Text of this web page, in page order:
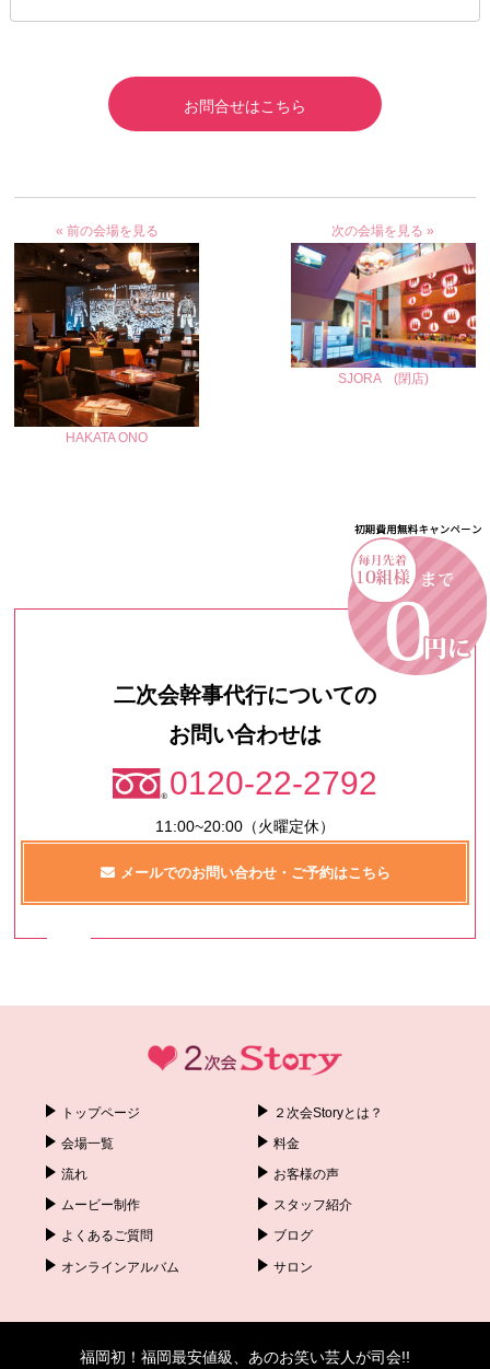
お問合せはこちら
« 前の会場を見る
HAKATA ONO
次の会場を見る »
SJORA (閉店)
二次会幹事代行についての
お問い合わせは
0120-22-2792
11:00~20:00（火曜定休）
メールでのお問い合わせ・ご予約はこちら
トップページ ２次会Storyとは？
会場一覧 料金
流れ お客様の声
ムービー制作 スタッフ紹介
よくあるご質問 ブログ
オンラインアルバム サロン
福岡初！福岡最安値級、あのお笑い芸人が司会!!